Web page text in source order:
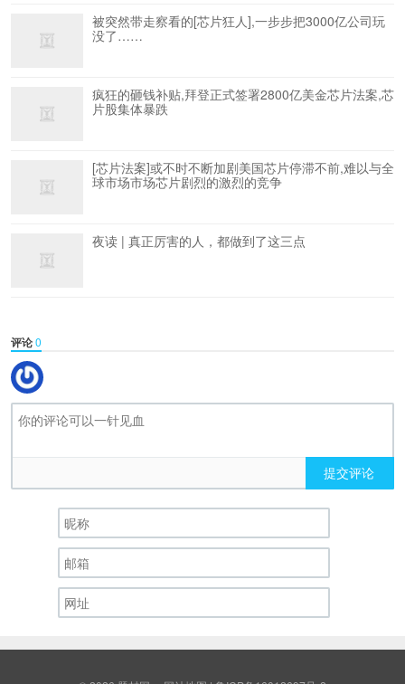
被突然带走察看的[芯片狂人],一步步把3000亿公司玩
没了……
疯狂的砸钱补贴,拜登正式签署2800亿美金芯片法案,芯
片股集体暴跌
[芯片法案]或不时不断加剧美国芯片停滞不前,难以与全
球市场市场芯片剧烈的激烈的竞争
夜读 | 真正厉害的人，都做到了这三点
评论0
提交评论